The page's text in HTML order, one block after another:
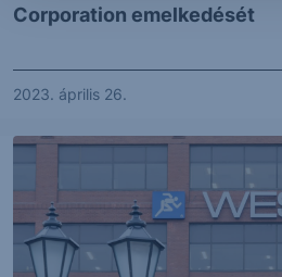
Corporation emelkedését
2023. április 26.